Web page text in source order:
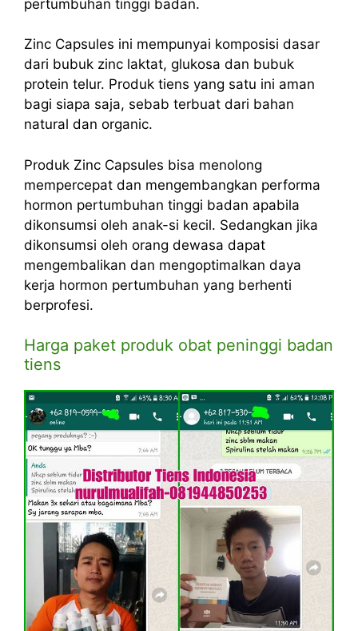
pertumbuhan tinggi badan.
Zinc Capsules ini mempunyai komposisi dasar
dari bubuk zinc laktat, glukosa dan bubuk
protein telur. Produk tiens yang satu ini aman
bagi siapa saja, sebab terbuat dari bahan
natural dan organic.
Produk Zinc Capsules bisa menolong
mempercepat dan mengembangkan performa
hormon pertumbuhan tinggi badan apabila
dikonsumsi oleh anak-si kecil. Sedangkan jika
dikonsumsi oleh orang dewasa dapat
mengembalikan dan mengoptimalkan daya
kerja hormon pertumbuhan yang berhenti
berprofesi.
Harga paket produk obat peninggi badan
tiens